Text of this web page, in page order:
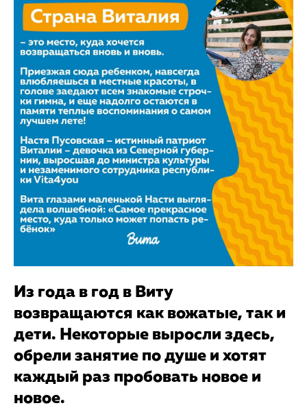
Из года в год в Виту
возвращаются как вожатые, так и
дети. Некоторые выросли здесь,
обрели занятие по душе и хотят
каждый раз пробовать новое и
новое.